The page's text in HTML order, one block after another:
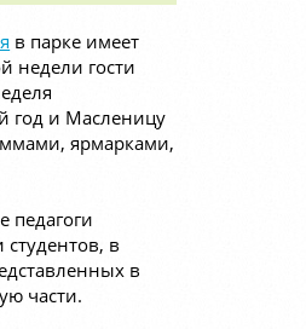
в парке имеет
недели гости
год и Масленицу
ярмарками,
педагоги
в
в
части.